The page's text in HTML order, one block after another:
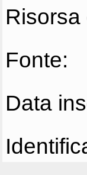
Risorsa
Fonte:
Data